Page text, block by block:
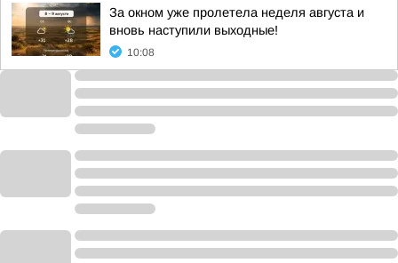
За окном уже пролетела неделя августа и
вновь наступили выходные!
10:08